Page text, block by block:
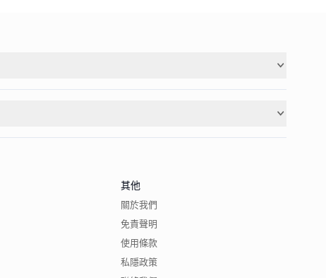
其他
關於我們
免責聲明
使用條款
私隱政策